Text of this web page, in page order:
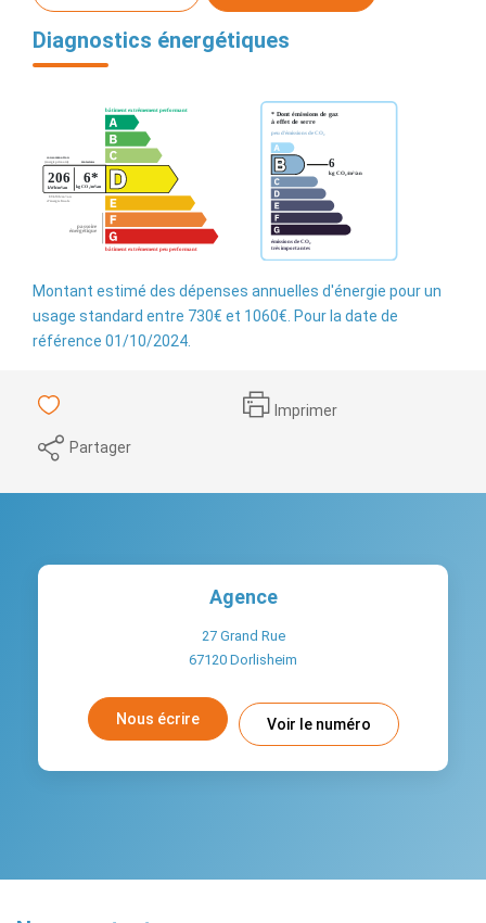
Diagnostics énergétiques
Montant estimé des dépenses annuelles d'énergie pour un
usage standard entre 730€ et 1060€. Pour la date de
référence 01/10/2024.
Imprimer
Partager
Agence
27 Grand Rue
67120 Dorlisheim
Nous écrire Voir le numéro